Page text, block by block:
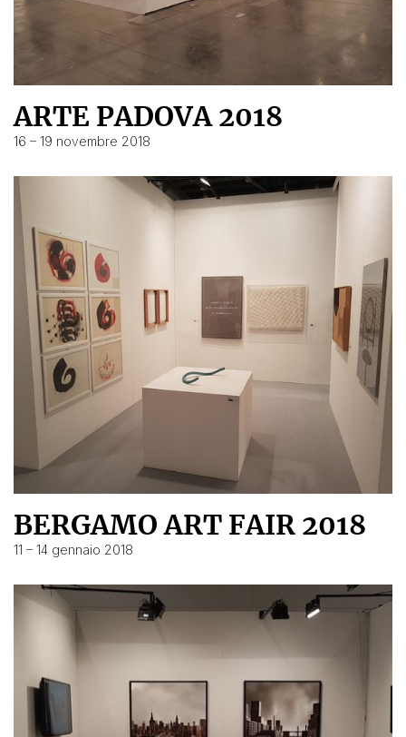
ARTE PADOVA 2018
16 – 19 novembre 2018
BERGAMO ART FAIR 2018
11 – 14 gennaio 2018